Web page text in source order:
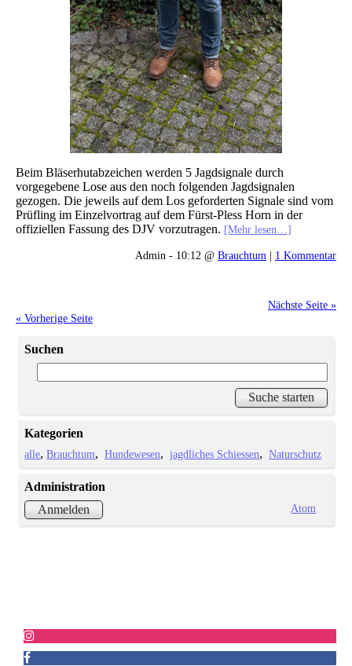
Beim Bläserhutabzeichen werden 5 Jagdsignale durch
vorgegebene Lose aus den noch folgenden Jagdsignalen
gezogen. Die jeweils auf dem Los geforderten Signale sind vom
Prüfling im Einzelvortrag auf dem Fürst-Pless Horn in der
offiziellen Fassung des DJV vorzutragen. [Mehr lesen…]
Admin - 10:12 @ Brauchtum | 1 Kommentar
Nächste Seite »
« Vorherige Seite
Suchen
Kategorien
alle Brauchtum Hundewesen jagdliches Schiessen Naturschutz
Administration
Anmelden
Atom